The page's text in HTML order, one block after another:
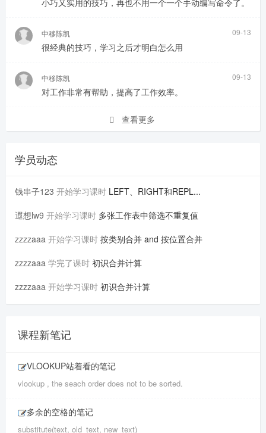
小巧又实用的技巧，再也不用一个一个手动编写命令了。
中移陈凯 09-13
很经典的技巧，学习之后才明白怎么用
中移陈凯 09-13
对工作非常有帮助，提高了工作效率。
查看更多
学员动态
钱串子123 开始学习课时 LEFT、RIGHT和REPL...
遐想lw9 开始学习课时 多张工作表中筛选不重复值
zzzzaaa 开始学习课时 按类别合并 and 按位置合并
zzzzaaa 学完了课时 初识合并计算
zzzzaaa 开始学习课时 初识合并计算
课程新笔记
VLOOKUP站着看的笔记
vlookup , the seach order does not to be sorted.
多余的空格的笔记
substitute(text, old_text, new_text)